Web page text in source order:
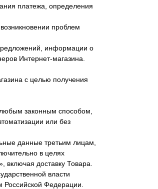
платежа, определения
проблем
информации о
Интернет-магазина.
с целью получения
законным способом,
или без
данные третьим лицам,
в целях
включая доставку Товара.
власти
Российской Федерации.